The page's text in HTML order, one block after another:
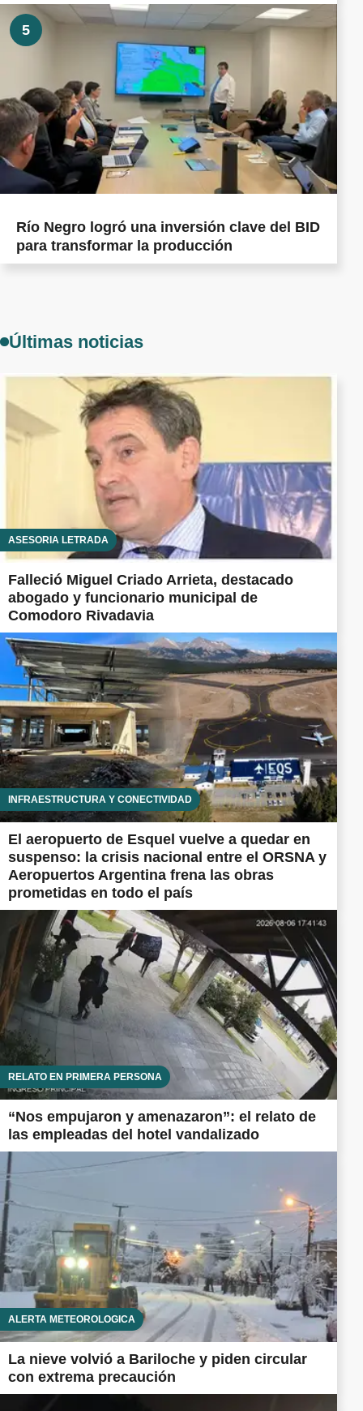
5
Río Negro logró una inversión clave del BID
para transformar la producción
Últimas noticias
ASESORÍA LETRADA
Falleció Miguel Criado Arrieta, destacado
abogado y funcionario municipal de
Comodoro Rivadavia
INFRAESTRUCTURA Y CONECTIVIDAD
El aeropuerto de Esquel vuelve a quedar en
suspenso: la crisis nacional entre el ORSNA y
Aeropuertos Argentina frena las obras
prometidas en todo el país
RELATO EN PRIMERA PERSONA
“Nos empujaron y amenazaron”: el relato de
las empleadas del hotel vandalizado
ALERTA METEOROLÓGICA
La nieve volvió a Bariloche y piden circular
con extrema precaución